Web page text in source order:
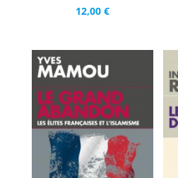
12,00 €